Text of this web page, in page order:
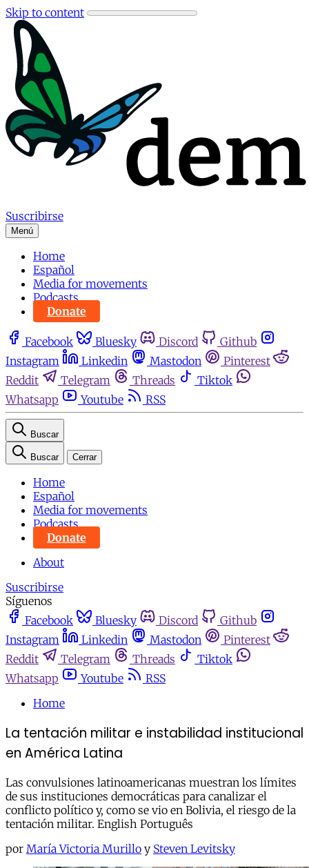
Skip to content
Suscribirse
Menú
Home
Español
Media for movements
Podcasts
Donate
Facebook Bluesky Discord
Github
Instagram
Linkedin Mastodon
Pinterest
Reddit
Telegram Threads
Tiktok
Whatsapp
Youtube RSS
Buscar
Buscar Cerrar
Home
Español
Media for movements
Podcasts
Donate
About
Suscribirse
Síguenos
Facebook
Bluesky Discord
Github
Instagram
Linkedin Mastodon
Pinterest
Reddit
Telegram Threads
Tiktok
Whatsapp
Youtube
RSS
Home
La tentación militar e instabilidad institucional
en América Latina
Las convulsiones latinoamericanas muestran los límites
de sus instituciones democráticas para canalizar el
conflicto político y, como se vio en Bolivia, el riesgo de la
tentación militar. English Português
por María Victoria Murillo y Steven Levitsky